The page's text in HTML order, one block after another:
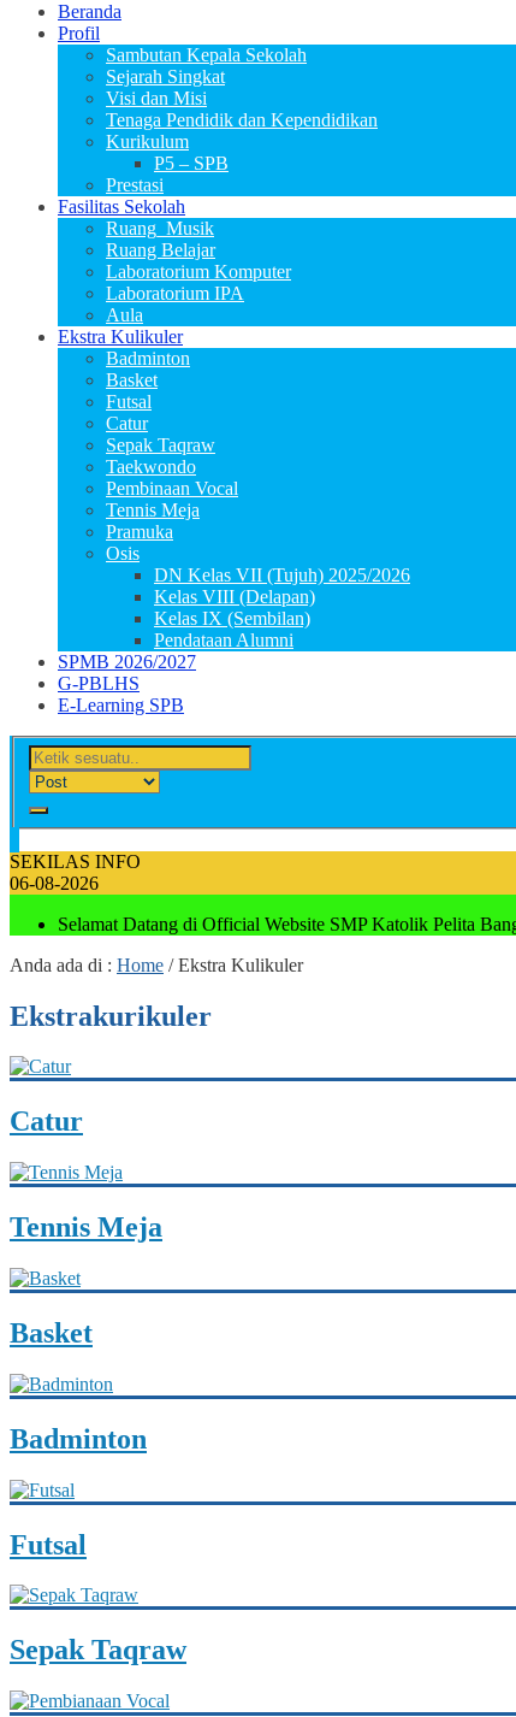
Beranda
Profil
Sambutan Kepala Sekolah
Sejarah Singkat
Visi dan Misi
Tenaga Pendidik dan Kependidikan
Kurikulum
P5 – SPB
Prestasi
Fasilitas Sekolah
Ruang_Musik
Ruang Belajar
Laboratorium Komputer
Laboratorium IPA
Aula
Ekstra Kulikuler
Badminton
Basket
Futsal
Catur
Sepak Taqraw
Taekwondo
Pembinaan Vocal
Tennis Meja
Pramuka
Osis
DN Kelas VII (Tujuh) 2025/2026
Kelas VIII (Delapan)
Kelas IX (Sembilan)
Pendataan Alumni
SPMB 2026/2027
G-PBLHS
E-Learning SPB
SEKILAS INFO
06-08-2026
Selamat Datang di Official Website SMP Katolik Pelita
Anda ada di : Home /Ekstra Kulikuler
Ekstrakurikuler
Catur
Tennis Meja
Basket
Badminton
Futsal
Sepak Taqraw